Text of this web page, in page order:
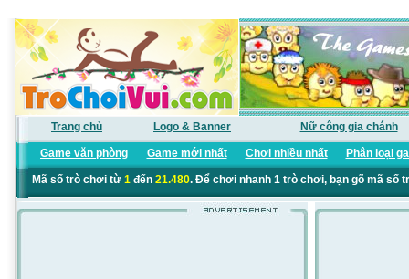
Trang chủ Logo & Banner Nữ công gia chánh
Game văn phòng Game mới nhất Chơi nhiều nhất Phân loại
Mã số trò chơi từ 1đến 21.480. Để chơi nhanh 1 trò chơi, bạn gõ mã số